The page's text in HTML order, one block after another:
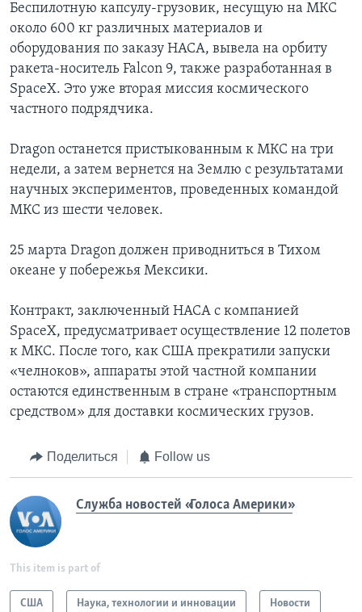
Беспилотную капсулу-грузовик, несущую на МКС
около 600 кг различных материалов и
оборудования по заказу НАСА, вывела на орбиту
ракета-носитель Falcon 9, также разработанная в
SpaceX. Это уже вторая миссия космического
частного подрядчика.
Dragon останется пристыкованным к МКС на три
недели, а затем вернется на Землю с результатами
научных экспериментов, проведенных командой
МКС из шести человек.
25 марта Dragon должен приводниться в Тихом
океане у побережья Мексики.
Контракт, заключенный НАСА с компанией
SpaceX, предусматривает осуществление 12 полетов
к МКС. После того, как США прекратили запуски
«челноков», аппараты этой частной компании
остаются единственным в стране «транспортным
средством» для доставки космических грузов.
Поделиться Follow us
Служба новостей «Голоса Америки»
This item is part of
США Наука, технологии и инновации Новости